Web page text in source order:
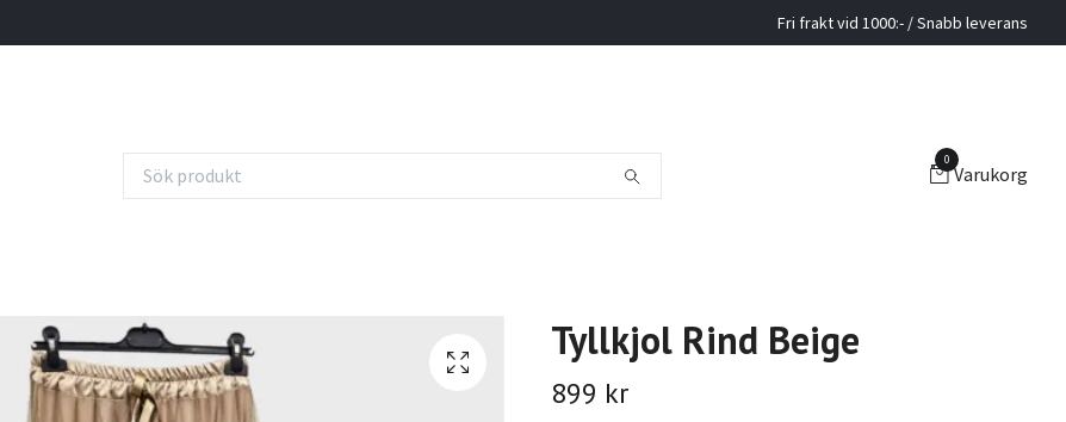
Fri frakt vid 1000:- / Snabb leverans
0
Varukorg
Tyllkjol Rind Beige
899 kr